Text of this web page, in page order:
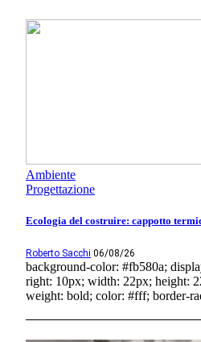
Ambiente
Progettazione
Ecologia del costruire: cappotto
Roberto Sacchi 06/08/26
background-color: #fb580a;
right: 10px; width: 22px; height:
weight: bold; color: #fff; border-